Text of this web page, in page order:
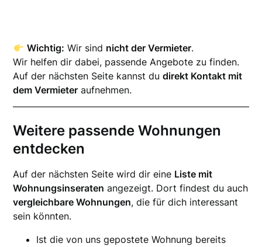
Wichtig: Wir sind nicht der Vermieter.
Wir helfen dir dabei, passende Angebote zu finden.
Auf der nächsten Seite kannst dudirekt Kontakt mit
dem Vermieter aufnehmen.
Weitere passende Wohnungen
entdecken
Auf der nächsten Seite wird dir eine Liste mit
Wohnungsinseraten angezeigt. Dort findest du auch
vergleichbare Wohnungen, die für dich interessant
sein könnten.
Ist die von uns gepostete Wohnung bereits